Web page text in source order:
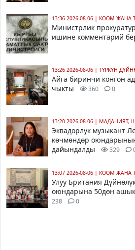
13:36 2026-08-06 | КООМ ЖАНА
Министрлик
ишине комментарий
13:26 2026-08-06 | ТҮРКҮН
Айга биринчи конгон
чыкты
360 0
13:20 2026-08-06 | МАДАНИЯТ,
Эквадорлук музыкант
көчмөндөр
дайындалды
329
13:07 2026-08-06 | КООМ ЖАНА
Улуу Британия
оюндарына 50дөн
238 0